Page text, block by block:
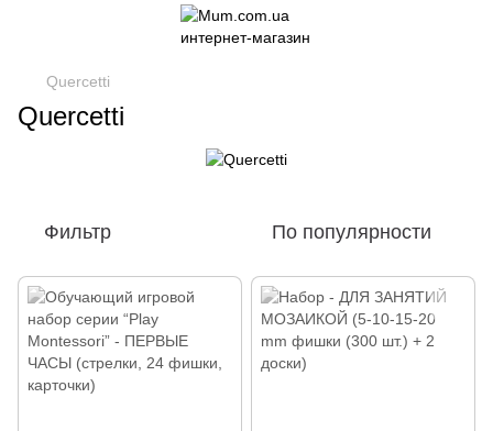
Quercetti
Quercetti
Фильтр По популярности